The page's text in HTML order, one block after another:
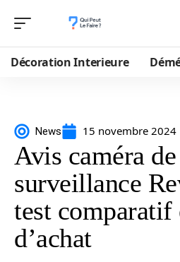
Décoration Interieure
News 15 novembre 2024
Avis caméra de
surveillance
test comparatif
d’achat